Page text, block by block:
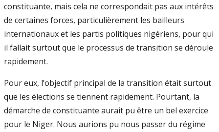
constituante, mais cela ne correspondait pas aux intérêts
de certaines forces, particulièrement les bailleurs
internationaux et les partis politiques nigériens, pour qui
il fallait surtout que le processus de transition se déroule
rapidement.
Pour eux, l’objectif principal de la transition était surtout
que les élections se tiennent rapidement. Pourtant, la
démarche de constituante aurait pu être un bel exercice
pour le Niger. Nous aurions pu nous passer du régime